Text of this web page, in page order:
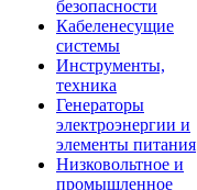
безопасности
Кабеленесущие
системы
Инструменты,
техника
Генераторы
электроэнергии и
элементы питания
Низковольтное и
промышленное